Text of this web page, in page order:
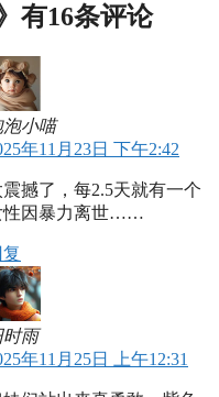
有16条评论
泡小喵
年11月23日 下午2:42
震撼了，每2.5天就有一个
性因暴力离世……
复
时雨
年11月25日 上午12:31